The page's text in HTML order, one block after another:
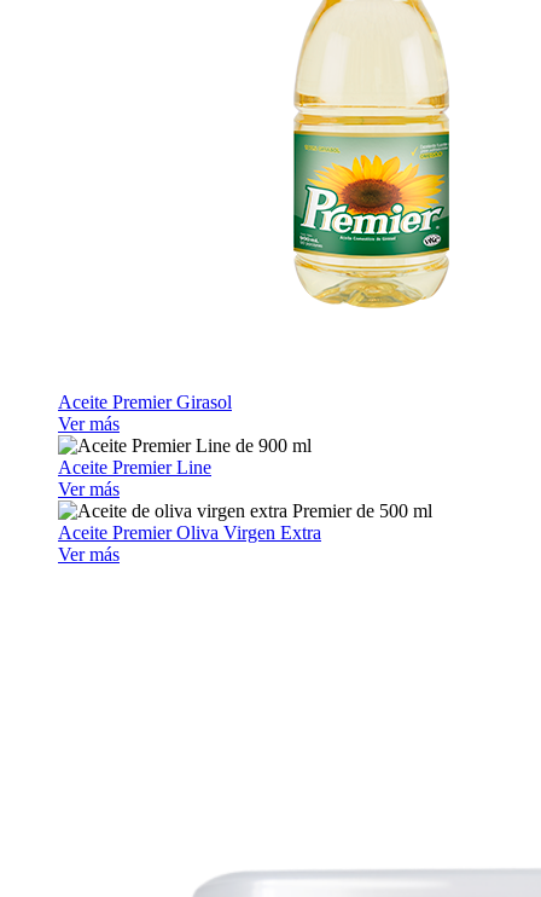
Aceite Premier Girasol
Ver más
Aceite Premier Line
Ver más
Aceite Premier Oliva Virgen Extra
Ver más